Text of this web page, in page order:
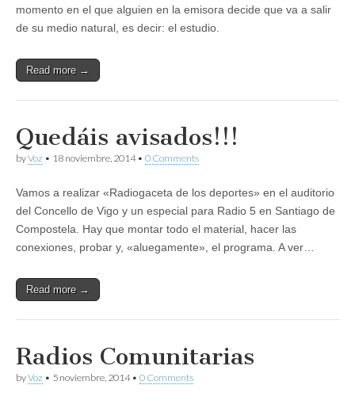
momento en el que alguien en la emisora decide que va a salir
de su medio natural, es decir: el estudio.
Read more →
Quedáis avisados!!!
byVoz • 18 noviembre, 2014• 0 Comments
Vamos a realizar «Radiogaceta de los deportes» en el auditorio
del Concello de Vigo y un especial para Radio 5 en Santiago de
Compostela. Hay que montar todo el material, hacer las
conexiones, probar y, «aluegamente», el programa. A ver…
Read more →
Radios Comunitarias
byVoz • 5 noviembre, 2014• 0 Comments